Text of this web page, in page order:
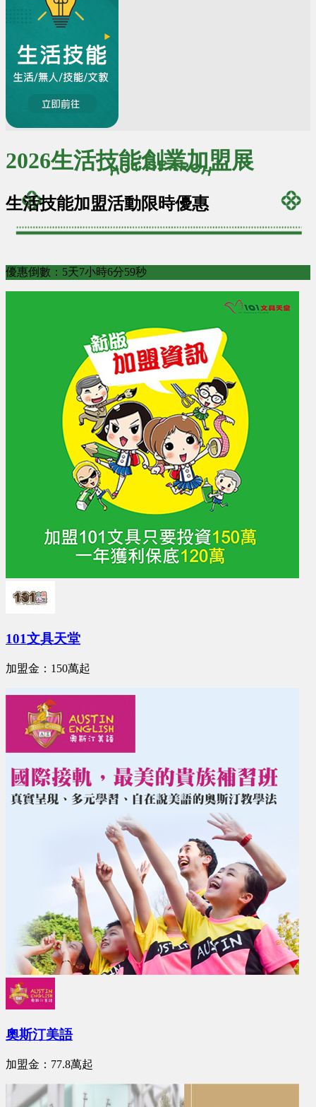
2026生活技能創業加盟展
生活技能加盟活動限時優惠
優惠倒數：5天7小時6分58秒
101文具天堂
加盟金：150萬起
奧斯汀美語
加盟金：77.8萬起